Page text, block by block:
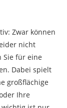
Zwar können
nicht
Sie für eine
Dabei spielt
großflächige
Ihre